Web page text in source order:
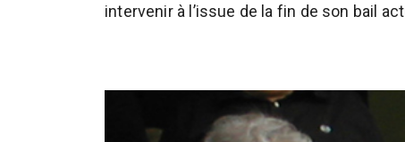
intervenir à l’issue de la fin de son bail